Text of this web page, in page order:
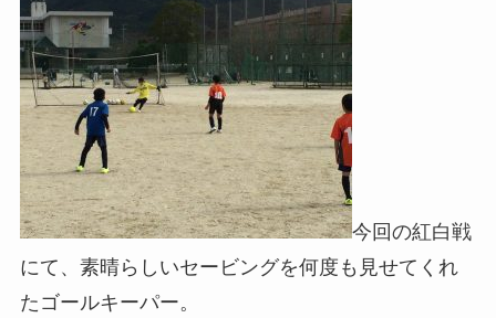
今回の紅白戦
にて、素晴らしいセービングを何度も見せてくれ
たゴールキーパー。